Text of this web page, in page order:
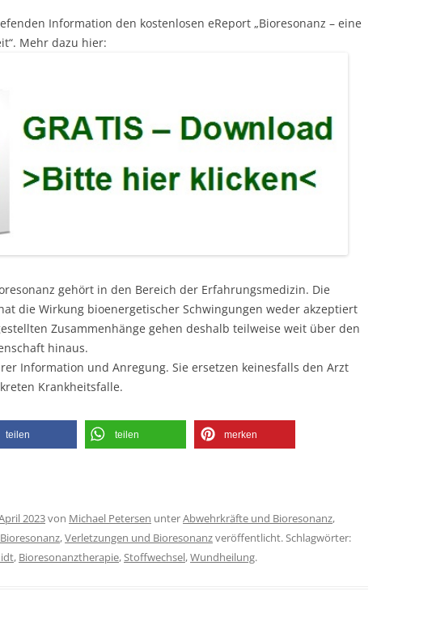
Information den kostenlosen eReport „Bioresonanz – eine
Mehr dazu hier:
gehört in den Bereich der Erfahrungsmedizin. Die
die Wirkung bioenergetischer Schwingungen weder akzeptiert
Zusammenhänge gehen deshalb teilweise weit über den
hinaus.
Information und Anregung. Sie ersetzen keinesfalls den Arzt
Krankheitsfalle.
teilen teilen merken
2023von Michael Petersen unterAbwehrkräfte und Bioresonanz,
,Verletzungen und Bioresonanzveröffentlicht. Schlagwörter:
, Bioresonanztherapie,Stoffwechsel,Wundheilung.